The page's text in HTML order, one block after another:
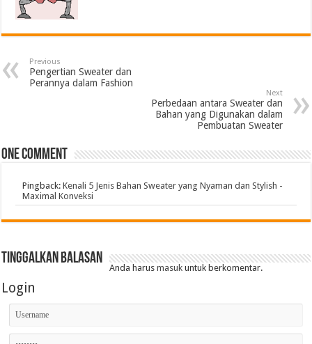
Previous
Pengertian Sweater dan
Perannya dalam Fashion
Next
Perbedaan antara Sweater dan
Bahan yang Digunakan dalam
Pembuatan Sweater
One comment
Pingback:Kenali 5 Jenis Bahan Sweater yang Nyaman dan Stylish -
Maximal Konveksi
Tinggalkan Balasan
Anda harusmasuk untuk berkomentar.
Login